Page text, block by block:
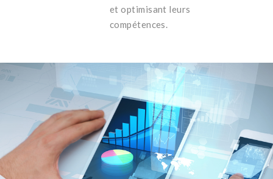
et optimisant leurs
compétences.